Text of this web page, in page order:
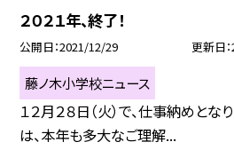
２０２１年、終了！
公開日 2021/12/29 更新日
藤ノ木小学校ニュース
１２月２８日（火）で、仕事納めと
は、本年も多大なご理解...